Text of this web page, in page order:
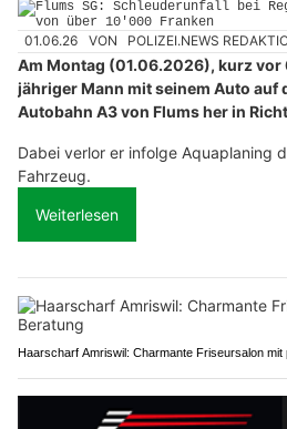
01.06.26 VON POLIZEI.NEWS
Am Montag (01.06.2026), kurz vor
jähriger Mann mit seinem Auto auf
Autobahn A3 von Flums her in
Dabei verlor er infolge Aquaplaning
Fahrzeug.
Weiterlesen
Haarscharf Amriswil: Charmante Friseursalon mit